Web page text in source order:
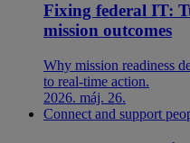
Fixing federal IT:
mission outcomes
Why mission readiness
to real-time action.
2026. máj. 26.
Connect and support